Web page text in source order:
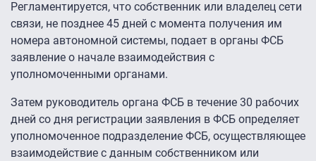
Регламентируется, что собственник или владелец сети
связи, не позднее 45 дней с момента получения им
номера автономной системы, подает в органы ФСБ
заявление о начале взаимодействия с
уполномоченными органами.
Затем руководитель органа ФСБ в течение 30 рабочих
дней со дня регистрации заявления в ФСБ определяет
уполномоченное подразделение ФСБ, осуществляющее
взаимодействие с данным собственником или